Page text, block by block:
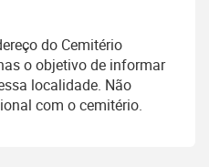
do Cemitério
o objetivo de informar
localidade. Não
com o cemitério.